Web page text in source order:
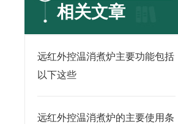
相关文章
远红外控温消煮炉主要功能包括
以下这些
远红外控温消煮炉的主要使用条